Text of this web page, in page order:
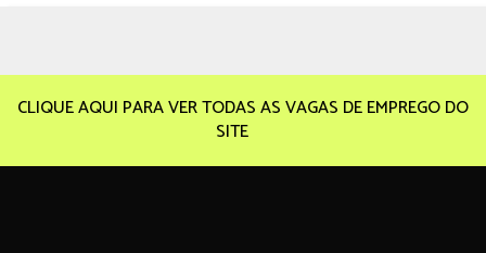
CLIQUE AQUI PARA VER TODAS AS VAGAS DE EMPREGO DO
SITE